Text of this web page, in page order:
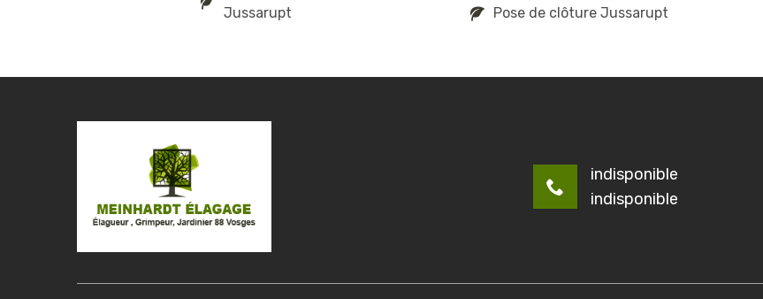
Jussarupt
Pose de clôture Jussarupt
indisponible
indisponible